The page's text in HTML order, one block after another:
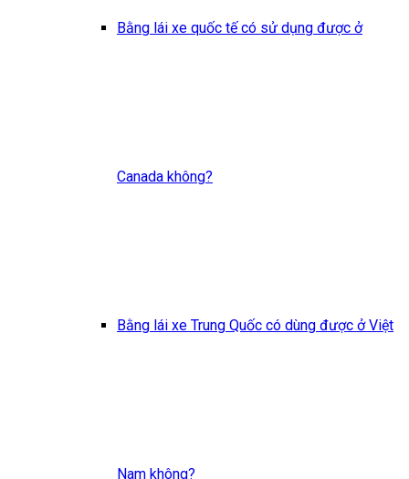
Bằng lái xe quốc tế có sử dụng được ở
Canada không?
Bằng lái xe Trung Quốc có dùng được ở Việt
Nam không?